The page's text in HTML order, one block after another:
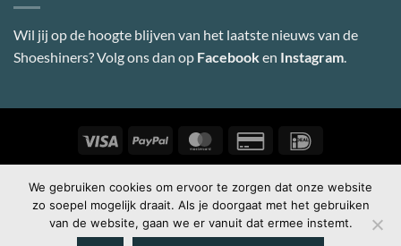
Wil jij op de hoogte blijven van het laatste nieuws van de
Shoeshiners? Volg ons dan op Facebooken Instagram.
Visa PayPal MasterCardCredit
Copyright 2026 ©Shoeshiners Online-Webdesign door Super
Secret
We gebruiken cookies om ervoor te zorgen dat onze website
zo soepel mogelijk draait. Als je doorgaat met het gebruiken
van de website, gaan we er vanuit dat ermee instemt.